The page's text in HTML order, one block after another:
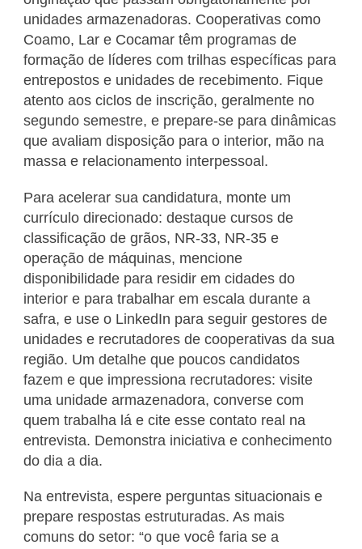
unidades armazenadoras. Cooperativas como
Coamo, Lar e Cocamar têm programas de
formação de líderes com trilhas específicas para
entrepostos e unidades de recebimento. Fique
atento aos ciclos de inscrição, geralmente no
segundo semestre, e prepare-se para dinâmicas
que avaliam disposição para o interior, mão na
massa e relacionamento interpessoal.
Para acelerar sua candidatura, monte um
currículo direcionado: destaque cursos de
classificação de grãos, NR-33, NR-35 e
operação de máquinas, mencione
disponibilidade para residir em cidades do
interior e para trabalhar em escala durante a
safra, e use o LinkedIn para seguir gestores de
unidades e recrutadores de cooperativas da sua
região. Um detalhe que poucos candidatos
fazem e que impressiona recrutadores: visite
uma unidade armazenadora, converse com
quem trabalha lá e cite esse contato real na
entrevista. Demonstra iniciativa e conhecimento
do dia a dia.
Na entrevista, espere perguntas situacionais e
prepare respostas estruturadas. As mais
comuns do setor: “o que você faria se a